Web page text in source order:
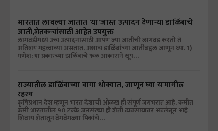
भारतात लावल्या जातात 'या'जास्त उत्पादन देणाऱ्या डाळिंबाचे
जाती,शेतकऱ्यांसाठी आहेत उपयुक्त
लागवडीमध्ये उच्च उत्पादनासाठी आपण ज्या जातींची लागवड करतो ते
अतिशय महत्त्वाच्या असतात. अशाच डाळिंबांच्या जातीबद्दल जाणून घ्या. 1)
गणेश: या प्रकारच्या डाळिंबाचे फळ आकाराने खूप…
राज्यातील डाळिंबाच्या बागा धोक्यात, जाणून घ्या यामागील
रहस्य
कृषिप्रधान देश म्हणून भारत देशाची ओळख ही संपूर्ण जगभरात आहे. कमीत
कमी भारतातील 90 टक्के जनसंख्या ही शेती व्यवसायावर अवलंबून आहे
शिवाय शेतातून वेगवेगळ्या पिकांचे…